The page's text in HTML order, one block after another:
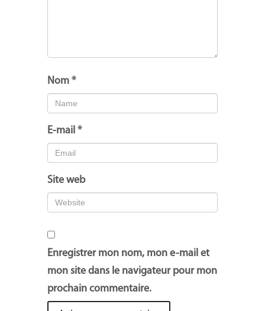
Nom *
E-mail *
Site web
Enregistrer mon nom, mon e-mail et
mon site dans le navigateur pour mon
prochain commentaire.